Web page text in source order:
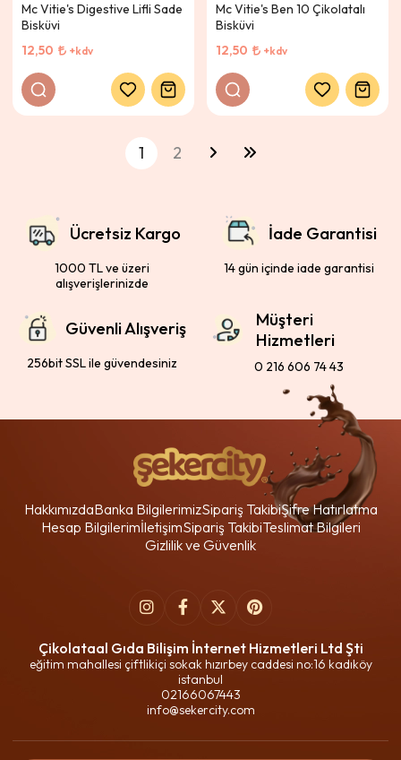
Mc Vitie's Digestive Lifli Sade
Bisküvi
12,50
+kdv
Mc Vitie's Ben 10 Çikolatalı
Bisküvi
12,50
+kdv
1 2
Ücretsiz Kargo
1000 TL ve üzeri
alışverişlerinizde
İade Garantisi
14 gün içinde iade garantisi
Güvenli Alışveriş
256bit SSL ile güvendesiniz
Müşteri
Hizmetleri
0 216 606 74 43
HakkımızdaBanka BilgilerimizSipariş TakibiŞifre Hatırlatma
Hesap BilgilerimİletişimSipariş TakibiTeslimat Bilgileri
Gizlilik ve Güvenlik
Çikolataal Gıda Bilişim İnternet Hizmetleri Ltd Şti
eğitim mahallesi çiftlikiçi sokak hızırbey caddesi no:16 kadıköy
istanbul
02166067443
info@sekercity.com